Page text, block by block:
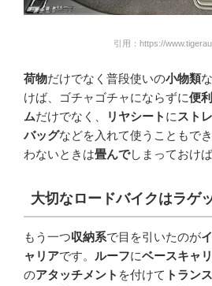
引用：https://
荷物だけでなく普段使いの小物類
けば、ゴチャゴチャにならずに便利
ムだけでなく、 リヤシート に スト
バッグなどを入れて使うこともで
わないときは畳んでしまっておけば
大切なロードバイクはラゲ
もう一つ収納系で目を引いたのが
ャリアです。 ルーフにベースキャ
のアタッチメント を付けて トラン